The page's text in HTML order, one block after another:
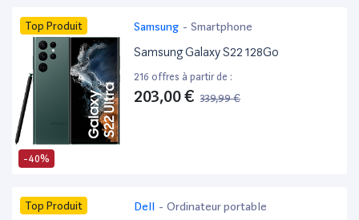
-40%
Top Produit Samsung - Smartphone
Samsung Galaxy S22 128Go
216 offres à partir de :
203,00 € 339,99 €
Top Produit Dell - Ordinateur portable